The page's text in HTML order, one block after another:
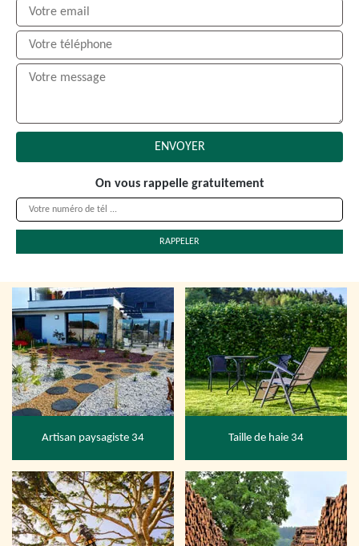
On vous rappelle gratuitement
Artisan paysagiste 34 Taille de haie 34